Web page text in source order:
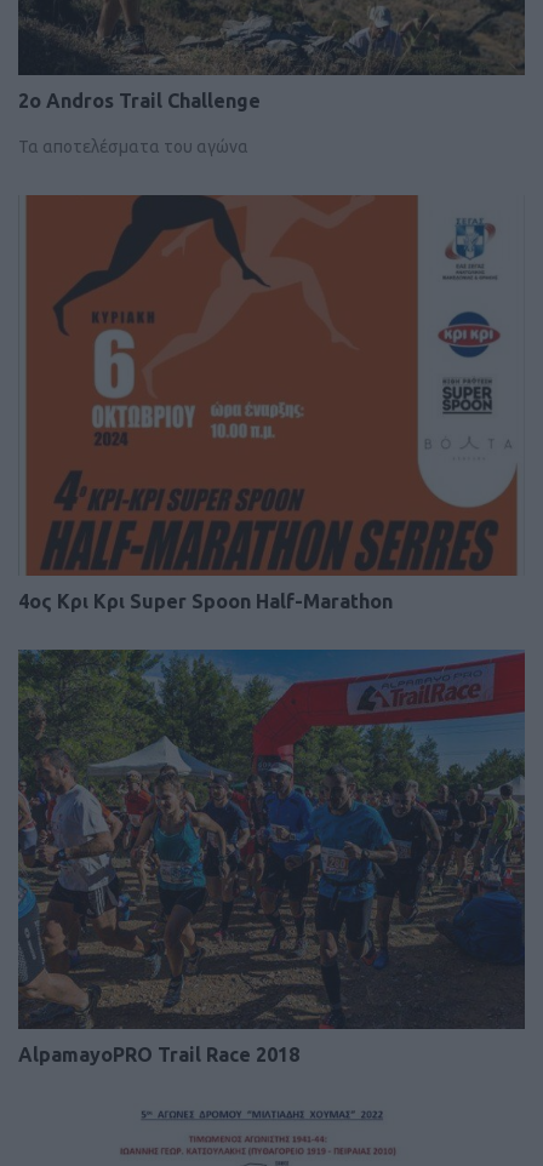
2ο Andros Trail Challenge
Τα αποτελέσματα του αγώνα
4ος Κρι Κρι Super Spoon Half-Marathon
AlpamayoPRO Trail Race 2018